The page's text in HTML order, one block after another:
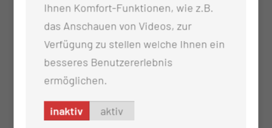
Ihnen Komfort-Funktionen, wie z.B.
das Anschauen von Videos, zur
Verfügung zu stellen welche Ihnen ein
besseres Benutzererlebnis
ermöglichen.
inaktiv aktiv